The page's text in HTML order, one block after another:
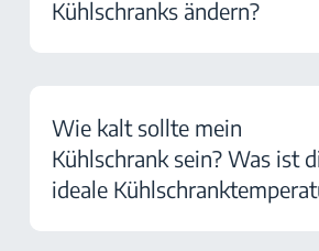
Kühlschranks ändern?
Wie kalt sollte mein
Kühlschrank sein? Was ist
ideale